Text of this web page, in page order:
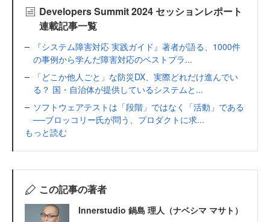
Developers Summit 2024 セッションレポート
連載記事一覧
『システム障害対応 実践ガイド』著者が語る、1000件
の事例から学んだ障害対応のベストプラ...
「どこか他人ごと」な防災DX、実際どれだけ進んでい
る？ 国・自治体が提供しているシステムと...
ソフトウェアテストは「段階」ではなく「活動」である
──ブロッコリー氏が問う、プロダクトに求...
もっと読む
この記事の著者
Innerstudio 鍋島 理人（ナベシマ マサト）